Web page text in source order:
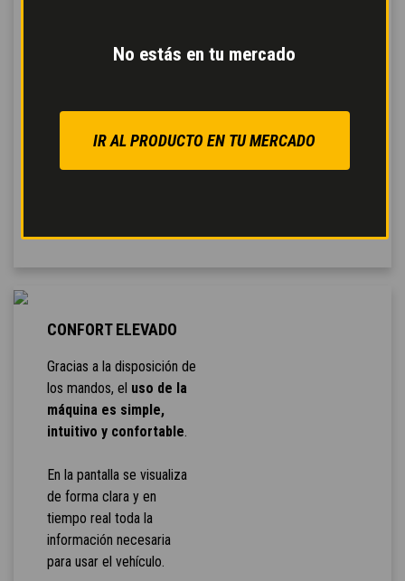
No estás en tu mercado
IR AL PRODUCTO EN TU MERCADO
Los distribuidores
movimientos
simultáneamentey
CONFORT ELEVADO
Gracias a la disposición de
los mandos, el uso de la
máquina es simple,
intuitivo y confortable.
En la pantalla se visualiza
de forma clara y en
tiempo real toda la
información necesaria
para usar el vehículo.